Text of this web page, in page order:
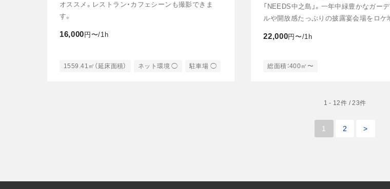
オススメ。レストラン・カフェシーンも撮影できま
す。
16,000 円〜/1h
1559.41㎡（延床面積） ネット環境 ◯ 駐車場 ◯
「NEEDS中之島」。一年中緑豊かなガー
ルや開放感たっぷりの披露宴会場をロケ
22,000円〜/1h
総面積：400㎡〜
1 - 12件 / 23件
1 2 >